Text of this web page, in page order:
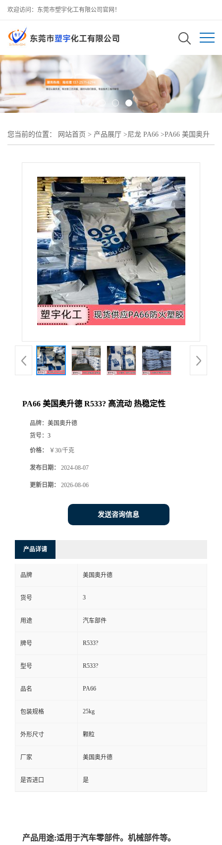
欢迎访问：东莞市塑宇化工有限公司官网！
您当前的位置： 网站首页 > 产品展厅 >尼龙 PA66 >PA66 美国奥升
PA66 美国奥升德 R533? 高流动 热稳定性
品牌： 美国奥升德
货号： 3
价格： ￥30/千克
发布日期： 2024-08-07
更新日期： 2026-08-06
发送咨询信息
产品详请
品牌 美国奥升德
货号 3
用途 汽车部件
牌号 R533?
型号 R533?
品名 PA66
包装规格 25kg
外形尺寸 颗粒
厂家 美国奥升德
是否进口 是
产品用途:适用于汽车零部件。机械部件等。